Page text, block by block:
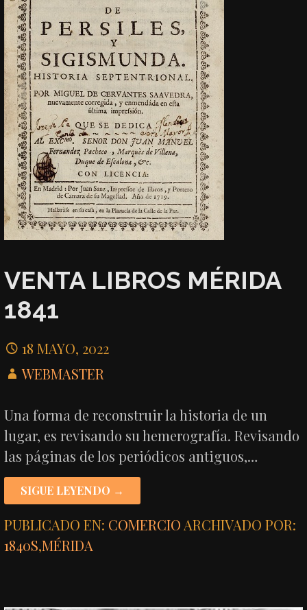
VENTA LIBROS MÉRIDA
1841
18 MAYO, 2022
WEBMASTER
Una forma de reconstruir la historia de un
lugar, es revisando su hemerografía. Revisando
las páginas de los periódicos antiguos,…
SIGUE LEYENDO →
PUBLICADO EN: COMERCIOARCHIVADO POR:
1840S,MÉRIDA